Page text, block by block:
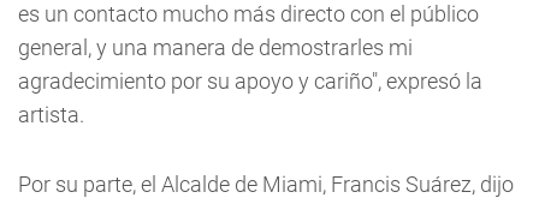
es un contacto mucho más directo con el público
general, y una manera de demostrarles mi
agradecimiento por su apoyo y cariño", expresó la
artista.
Por su parte, el Alcalde de Miami, Francis Suárez, dijo